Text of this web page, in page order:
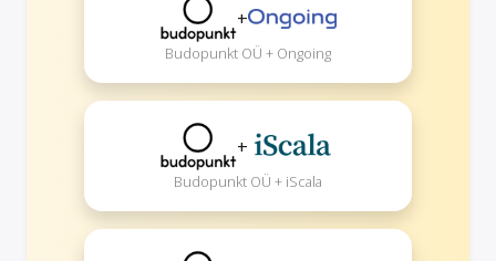
+
Budopunkt OÜ + Ongoing
+
Budopunkt OÜ + iScala